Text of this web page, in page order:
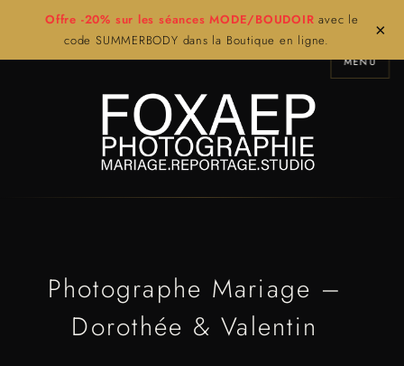
Offre -20% sur les séances MODE/BOUDOIR avec le
code SUMMERBODY dans la Boutique en ligne.
×
MENU
Photographe Mariage –
Dorothée & Valentin